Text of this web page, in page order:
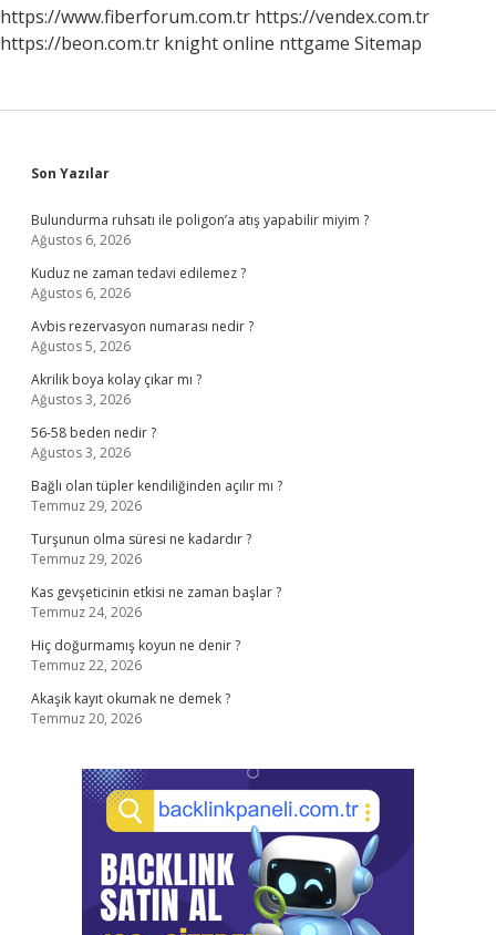
https://www.fiberforum.com.tr https://vendex.com.tr
https://beon.com.tr knight online nttgame Sitemap
Sidebar
Son Yazılar
Bulundurma ruhsatı ile poligon’a atış yapabilir miyim ?
Ağustos 6, 2026
Kuduz ne zaman tedavi edilemez ?
Ağustos 6, 2026
Avbis rezervasyon numarası nedir ?
Ağustos 5, 2026
Akrilik boya kolay çıkar mı ?
Ağustos 3, 2026
56-58 beden nedir ?
Ağustos 3, 2026
Bağlı olan tüpler kendiliğinden açılır mı ?
Temmuz 29, 2026
Turşunun olma süresi ne kadardır ?
Temmuz 29, 2026
Kas gevşeticinin etkisi ne zaman başlar ?
Temmuz 24, 2026
Hiç doğurmamış koyun ne denir ?
Temmuz 22, 2026
Akaşik kayıt okumak ne demek ?
Temmuz 20, 2026